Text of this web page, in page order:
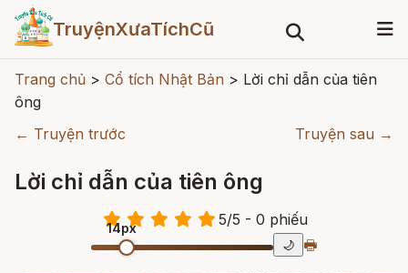
TruyệnXưaTíchCũ
Trang chủ > Cổ tích Nhật Bản > Lời chỉ dẫn của tiên
ông
← Truyện trước
Truyện sau →
Lời chỉ dẫn của tiên ông
5/5 - 0 phiếu
14px
🌙 🖶